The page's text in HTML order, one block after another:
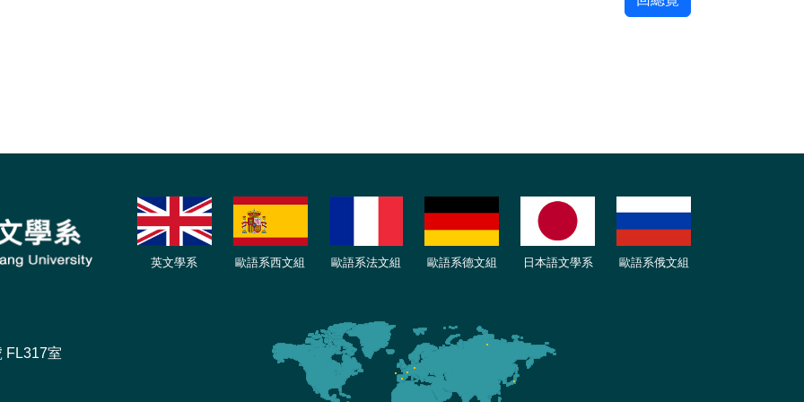
FL317室
英文學系 歐語系西文組 歐語系法文組 歐語系德文組 日本語文學系 歐語系俄文組